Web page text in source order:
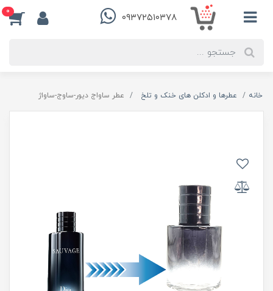
۰۹۳۷۲۵۱۰۳۷۸
0
خانه عطرها و ادکلن های خنک و تلخ عطر ساواج دیور-ساوج-ساواژ